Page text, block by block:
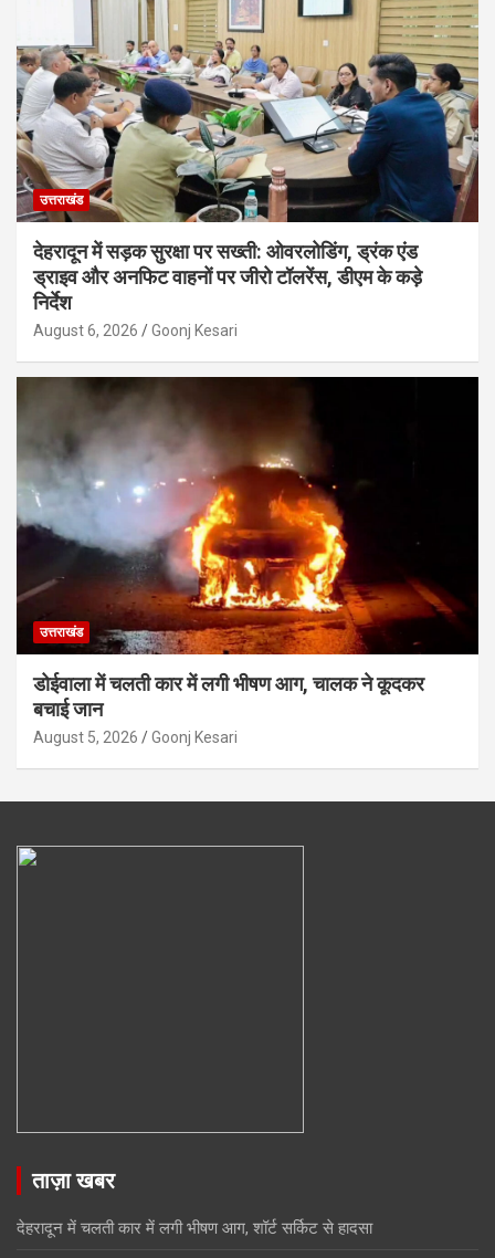
उत्तराखंड
देहरादून में सड़क सुरक्षा पर सख्ती: ओवरलोडिंग, ड्रंक एंड
ड्राइव और अनफिट वाहनों पर जीरो टॉलरेंस, डीएम के कड़े
निर्देश
August 6, 2026 Goonj Kesari
उत्तराखंड
डोईवाला में चलती कार में लगी भीषण आग, चालक ने कूदकर
बचाई जान
August 5, 2026 Goonj Kesari
ताज़ा खबर
देहरादून में चलती कार में लगी भीषण आग, शॉर्ट सर्किट से हादसा